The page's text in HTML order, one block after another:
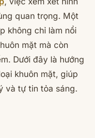
quan trọng. Một
không chỉ làm nổi
mặt mà còn
Dưới đây là hướng
khuôn mặt, giúp
và tự tin tỏa sáng.